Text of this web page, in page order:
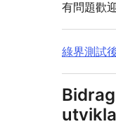
有問題歡
綠界測試